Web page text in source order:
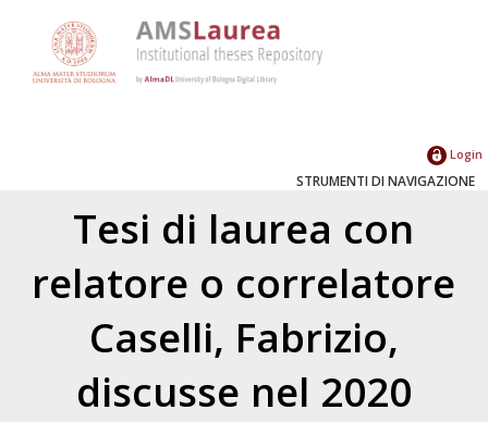
Login
STRUMENTI DI NAVIGAZIONE
Tesi di laurea con
relatore o correlatore
Caselli, Fabrizio,
discusse nel 2020